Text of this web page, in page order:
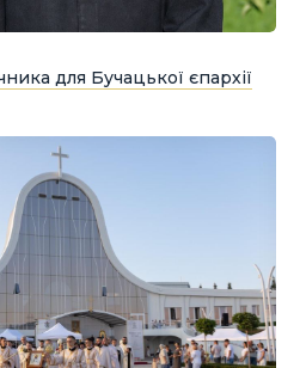
для Бучацької єпархії